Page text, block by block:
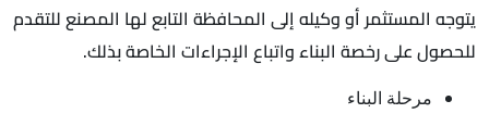
يتوجه المستثمر أو وكيله إلى المحافظة التابع لها المصنع للتقدم
للحصول على رخصة البناء واتباع الإجراءات الخاصة بذلك.
مرحلة البناء